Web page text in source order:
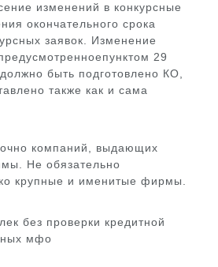
изменений в конкурсные
окончательного срока
заявок. Изменение
29
быть подготовлено КО,
также как и сама
компаний, выдающих
Не обязательно
крупные и именитые фирмы.
без проверки кредитной
мфо